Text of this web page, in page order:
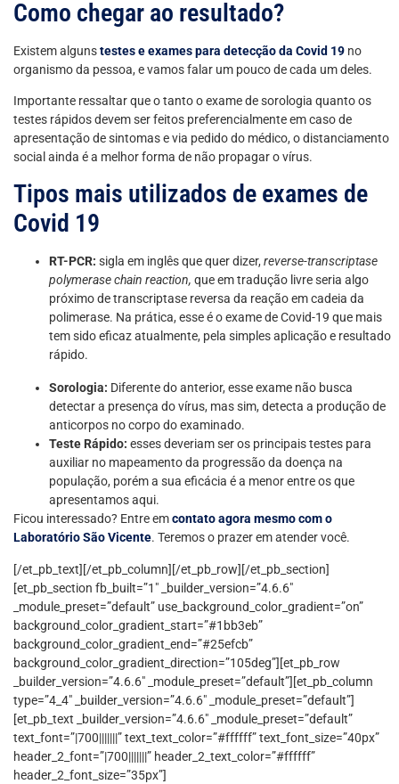
Como chegar ao resultado?
Existem algunstestes e exames para detecção da Covid 19 no
organismo da pessoa, e vamos falar um pouco de cada um deles.
Importante ressaltar que o tanto o exame de sorologia quanto os
testes rápidos devem ser feitos preferencialmente em caso de
apresentação de sintomas e via pedido do médico, o distanciamento
social ainda é a melhor forma de não propagar o vírus.
Tipos mais utilizados de exames de
Covid 19
RT-PCR: sigla em inglês que quer dizer, reverse-transcriptase
polymerase chain reaction, que em tradução livre seria algo
próximo de transcriptase reversa da reação em cadeia da
polimerase. Na prática, esse é o exame de Covid-19 que mais
tem sido eficaz atualmente, pela simples aplicação e resultado
rápido.
Sorologia: Diferente do anterior, esse exame não busca
detectar a presença do vírus, mas sim, detecta a produção de
anticorpos no corpo do examinado.
Teste Rápido: esses deveriam ser os principais testes para
auxiliar no mapeamento da progressão da doença na
população, porém a sua eficácia é a menor entre os que
apresentamos aqui.
Ficou interessado? Entre emcontato agora mesmo com o
Laboratório São Vicente. Teremos o prazer em atender você.
[/et_pb_text][/et_pb_column][/et_pb_row][/et_pb_section]
[et_pb_section fb_built=”1″ _builder_version=”4.6.6″
_module_preset=”default” use_background_color_gradient=”on”
background_color_gradient_start=”#1bb3eb”
background_color_gradient_end=”#25efcb”
background_color_gradient_direction=”105deg”][et_pb_row
_builder_version=”4.6.6″ _module_preset=”default”][et_pb_column
type=”4_4″ _builder_version=”4.6.6″ _module_preset=”default”]
[et_pb_text _builder_version=”4.6.6″ _module_preset=”default”
text_font=”|700|||||||” text_text_color=”#ffffff” text_font_size=”40px”
header_2_font=”|700|||||||” header_2_text_color=”#ffffff”
header_2_font_size=”35px”]